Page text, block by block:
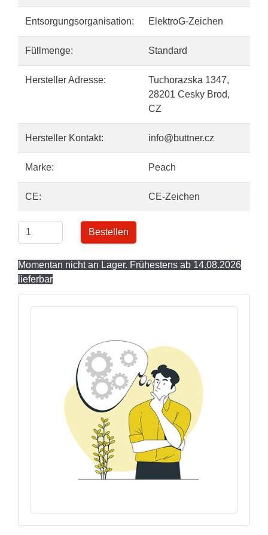
Entsorgungsorganisation: ElektroG-Zeichen
Füllmenge: Standard
Hersteller Adresse:
Tuchorazska 1347,
28201 Cesky Brod,
CZ
Hersteller Kontakt: info@buttner.cz
Marke: Peach
CE: CE-Zeichen
Bestellen
Momentan nicht an Lager. Frühestens ab 14.08.2026
lieferbar